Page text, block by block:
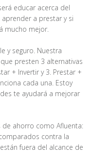
educar acerca del
a prestar y si
mucho mejor.
y seguro. Nuestra
presten 3 alternativas
+ Invertir y 3. Prestar +
cada una. Estoy
te ayudará a mejorar
ahorro como Afluenta:
contra la
fuera del alcance de